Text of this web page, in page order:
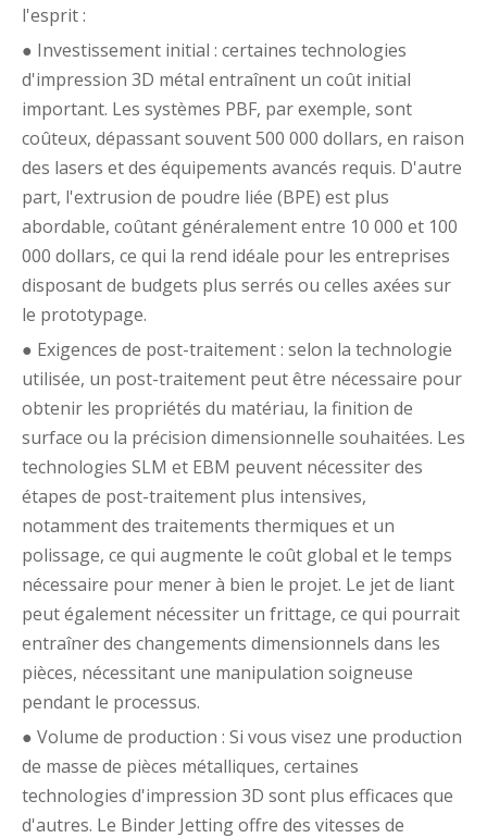
l'esprit :
● Investissement initial : certaines technologies
d'impression 3D métal entraînent un coût initial
important. Les systèmes PBF, par exemple, sont
coûteux, dépassant souvent 500 000 dollars, en raison
des lasers et des équipements avancés requis. D'autre
part, l'extrusion de poudre liée (BPE) est plus
abordable, coûtant généralement entre 10 000 et 100
000 dollars, ce qui la rend idéale pour les entreprises
disposant de budgets plus serrés ou celles axées sur
le prototypage.
● Exigences de post-traitement : selon la technologie
utilisée, un post-traitement peut être nécessaire pour
obtenir les propriétés du matériau, la finition de
surface ou la précision dimensionnelle souhaitées. Les
technologies SLM et EBM peuvent nécessiter des
étapes de post-traitement plus intensives,
notamment des traitements thermiques et un
polissage, ce qui augmente le coût global et le temps
nécessaire pour mener à bien le projet. Le jet de liant
peut également nécessiter un frittage, ce qui pourrait
entraîner des changements dimensionnels dans les
pièces, nécessitant une manipulation soigneuse
pendant le processus.
● Volume de production : Si vous visez une production
de masse de pièces métalliques, certaines
technologies d'impression 3D sont plus efficaces que
d'autres. Le Binder Jetting offre des vitesses de